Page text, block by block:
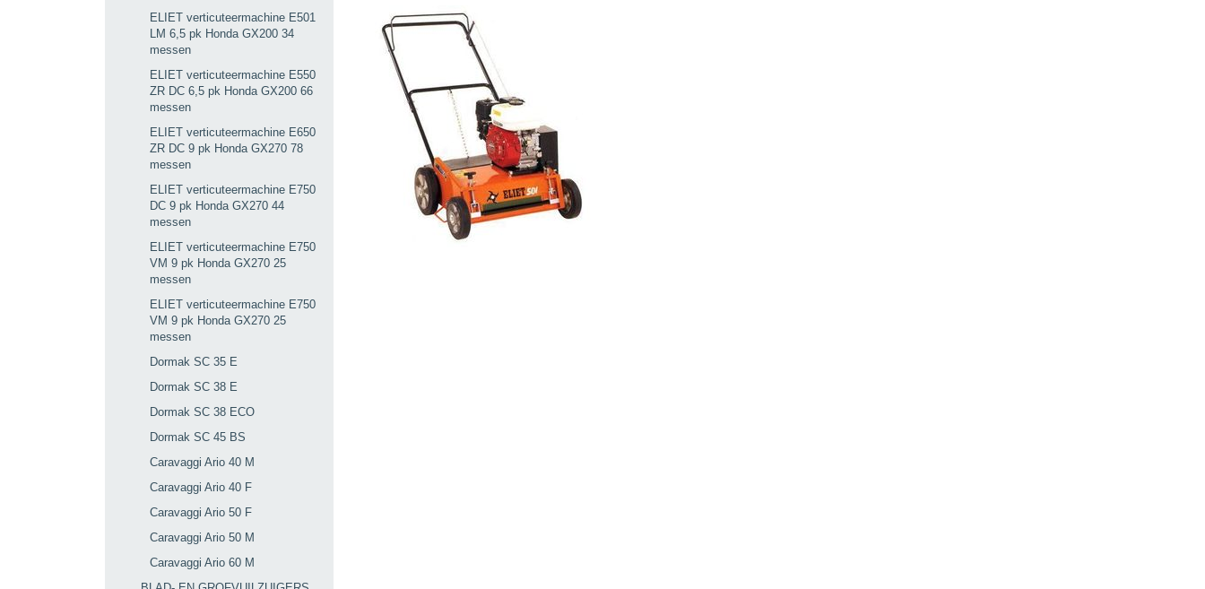
ELIET verticuteermachine E501
LM 6,5 pk Honda GX200 34
messen
ELIET verticuteermachine E550
ZR DC 6,5 pk Honda GX200 66
messen
ELIET verticuteermachine E650
ZR DC 9 pk Honda GX270 78
messen
ELIET verticuteermachine E750
DC 9 pk Honda GX270 44
messen
ELIET verticuteermachine E750
VM 9 pk Honda GX270 25
messen
ELIET verticuteermachine E750
VM 9 pk Honda GX270 25
messen
Dormak SC 35 E
Dormak SC 38 E
Dormak SC 38 ECO
Dormak SC 45 BS
Caravaggi Ario 40 M
Caravaggi Ario 40 F
Caravaggi Ario 50 F
Caravaggi Ario 50 M
Caravaggi Ario 60 M